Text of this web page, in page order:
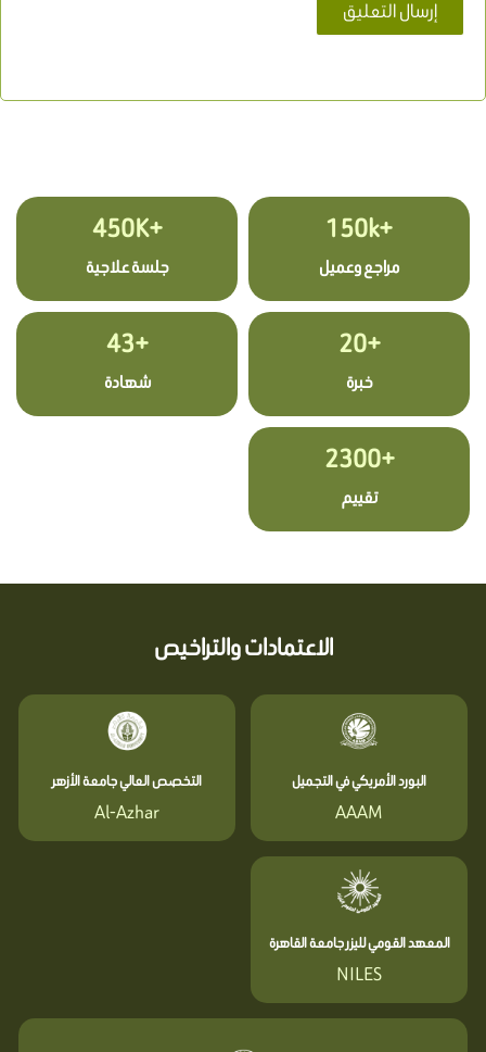
+150k
مراجع وعميل
+450K
جلسة علاجية
+20
خبرة
+43
شهادة
+2300
تقييم
الاعتمادات والتراخيص
البورد الأمريكي في التجميل
AAAM
التخصص العالي جامعة الأزهر
Al-Azhar
المعهد القومي لليزر جامعة القاهرة
NILES